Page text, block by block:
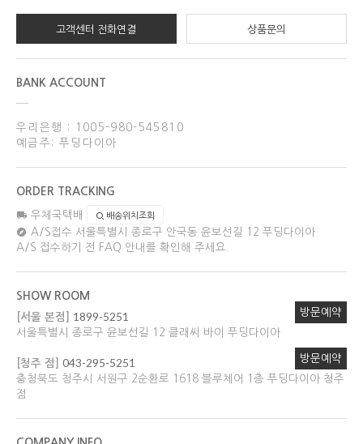
고객센터 전화연결 상품문의
BANK ACCOUNT
우리은행 : 1005-980-545810
예금주: 푸딩다이아
ORDER TRACKING
우체국택배 배송위치조회
A/S접수 서울특별시 종로구 안국동 윤보선길 12 푸딩다이아
A/S 접수하기 전 FAQ 안내를 확인해 주세요.
SHOW ROOM
[서울 본점] 1899-5251 방문예약
서울특별시 종로구 윤보선길 12 클래씨 바이 푸딩다이아
[청주 점] 043-295-5251 방문예약
충청북도 청주시 서원구 2순환로 1618 블루체어 1층 푸딩다이아 청주
점